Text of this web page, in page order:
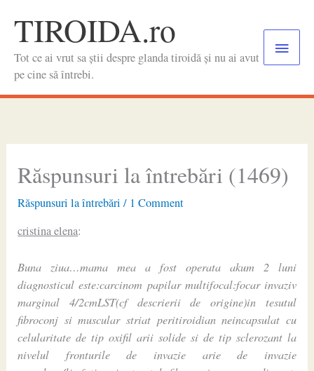
contentTIROIDA.ro
Tot ce ai vrut sa știi despre glanda tiroidă și nu ai avut
pe cine să întrebi.
Main
Răspunsuri la întrebări (1469)
Răspunsuri la întrebări / 1 Comment
cristina elena:
Buna ziua…mama mea a fost operata akum 2 luni
diagnosticul este:carcinom papilar multifocal:focar invaziv
marginal 4/2cmLST(cf descrierii de origine)in tesutul
fibroconj si muscular striat peritiroidian neincapsulat cu
celularitate de tip oxifil arii solide si de tip sclerozant la
nivelul fronturile de invazie arie de invazie